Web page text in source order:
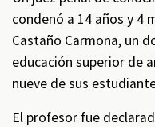
condenó a 14 años y 4
Castaño Carmona, un
educación superior de
nueve de sus
El profesor fue